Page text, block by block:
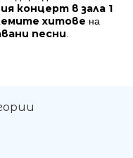
концерт в зала 1
хитове на
песни